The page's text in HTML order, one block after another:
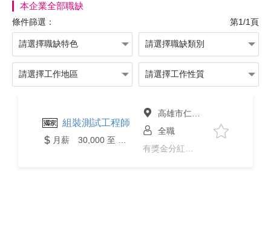
本企業全部職缺
條件篩選： 第1/1頁
組裝測試工程師
高雄市仁武區
全職
有獎金分紅、年終獎金、免經驗